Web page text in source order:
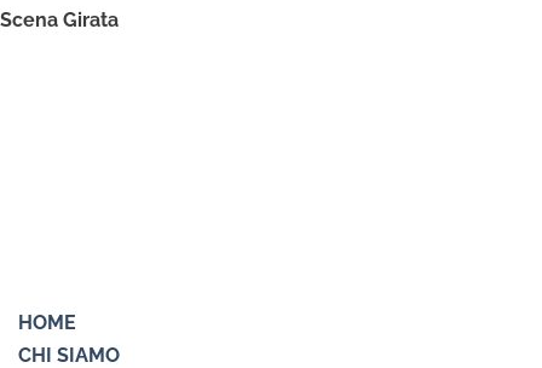
Scena Girata
HOME
CHI SIAMO